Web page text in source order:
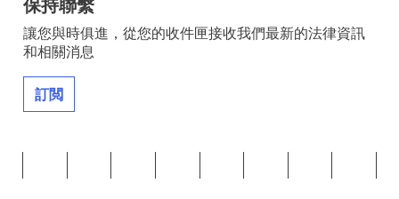
保持聯繫
讓您與時俱進，從您的收件匣接收我們最新的法律資訊
和相關消息
訂閲